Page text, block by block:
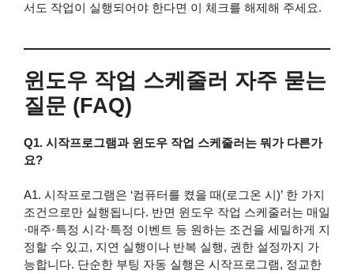
서도 작업이 실행되어야 한다면 이 체크를 해제해 주세요.
윈도우 작업 스케줄러 자주 묻는
질문 (FAQ)
Q1. 시작프로그램과 윈도우 작업 스케줄러는 뭐가 다른가
요?
A1. 시작프로그램은 ‘컴퓨터를 켰을 때(로그온 시)’ 한 가지
조건으로만 실행됩니다. 반면 윈도우 작업 스케줄러는 매일
·매주·특정 시각·특정 이벤트 등 원하는 조건을 세밀하게 지
정할 수 있고, 지연 실행이나 반복 실행, 권한 설정까지 가
능합니다. 단순한 부팅 자동 실행은 시작프로그램, 정교한